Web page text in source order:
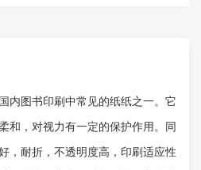
内图书印刷中常见的纸纸之一。它
和，对视力有一定的保护作用。同
，耐折，不透明度高，印刷适应性